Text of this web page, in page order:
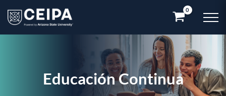
Educación Continua